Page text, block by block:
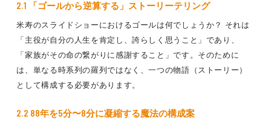
2.1 「ゴールから逆算する」ストーリーテリング
米寿のスライドショーにおけるゴールは何でしょうか？ それは
「主役が自分の人生を肯定し、誇らしく思うこと」であり、
「家族がその命の繋がりに感謝すること」です。そのために
は、単なる時系列の羅列ではなく、一つの物語（ストーリー）
として構成する必要があります。
2.2 88年を5分〜8分に凝縮する魔法の構成案